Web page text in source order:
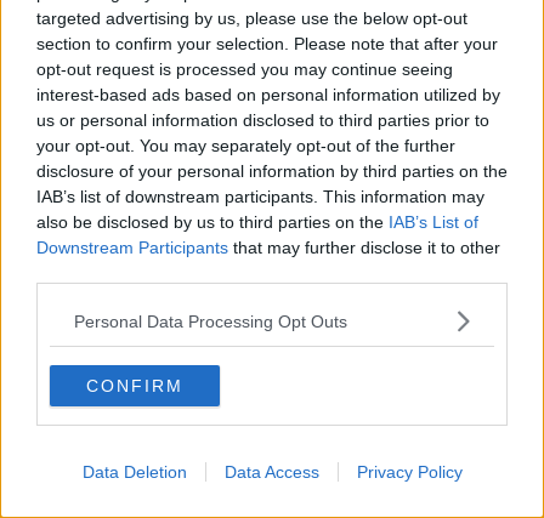
targeted advertising by us, please use the below opt-out
section to confirm your selection. Please note that after your
opt-out request is processed you may continue seeing
interest-based ads based on personal information utilized by
us or personal information disclosed to third parties prior to
your opt-out. You may separately opt-out of the further
disclosure of your personal information by third parties on the
IAB’s list of downstream participants. This information may
also be disclosed by us to third parties on the IAB’s List of
Downstream Participants that may further disclose it to other
Personal Data Processing Opt Outs
CONFIRM
Data Deletion Data Access Privacy Policy
​4 anni di Blog
Quando il silenzio è aggressivo
​Il passato, questo conosciuto!
​Clima ballerino e sbalzi d’umore
La maternità
​L’uomo o l’orso?
Non hanno un amico a teatro​
​Tutta una questione di rispetto
​Cose che ci esauriscono
​Vespa che passione!
​Lasciate ai vostri figli il diritto di piangere
​Parole d’amore regalate al vento
​Essere genitori di un adolescente
​Giornata del Fiocchetto Lilla
​Venerdì emozionalmente sostenibile
Ma ti ascolti?
Non dare niente per scontato
Che cos’è la dipendenza affettiva?